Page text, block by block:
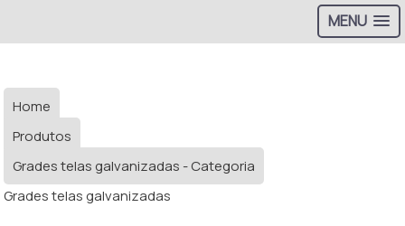
MENU
Home
Produtos
Grades telas galvanizadas - Categoria
Grades telas galvanizadas